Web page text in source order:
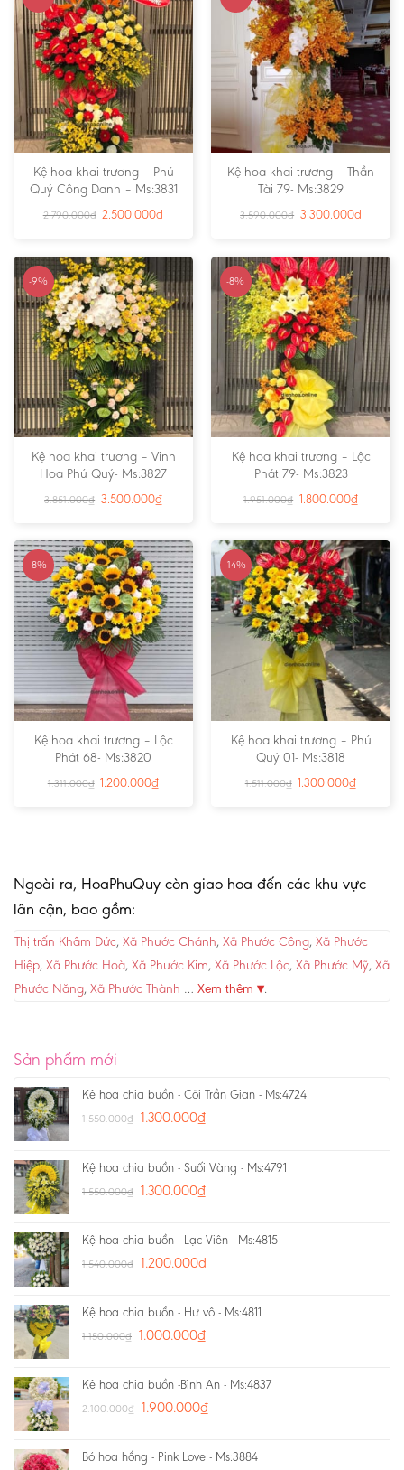
Kệ hoa khai trương – Phú
Quý Công Danh – Ms:3831
2.790.000₫ 2.500.000₫
Kệ hoa khai trương – Thần
Tài 79- Ms:3829
3.590.000₫ 3.300.000₫
-9%
Kệ hoa khai trương – Vinh
Hoa Phú Quý- Ms:3827
3.851.000₫ 3.500.000₫
-8%
Kệ hoa khai trương – Lộc
Phát 79- Ms:3823
1.951.000₫ 1.800.000₫
-8%
Kệ hoa khai trương – Lộc
Phát 68- Ms:3820
1.311.000₫ 1.200.000₫
-14%
Kệ hoa khai trương – Phú
Quý 01- Ms:3818
1.511.000₫ 1.300.000₫
Ngoài ra, HoaPhuQuy còn giao hoa đến các khu vực
lân cận, bao gồm:
Thị trấn Khâm Đức, Xã Phước Chánh, Xã Phước Công, Xã Phước
Hiệp, Xã Phước Hoà, Xã Phước Kim, Xã Phước Lộc, Xã Phước Mỹ, Xã
Phước Năng, Xã Phước Thành … Xem thêm ▾.
Sản phẩm mới
Kệ hoa chia buồn - Cõi Trần Gian - Ms:4724
1.550.000₫ 1.300.000₫
Kệ hoa chia buồn - Suối Vàng - Ms:4791
1.550.000₫ 1.300.000₫
Kệ hoa chia buồn - Lạc Viên - Ms:4815
1.540.000₫ 1.200.000₫
Kệ hoa chia buồn - Hư vô - Ms:4811
1.150.000₫ 1.000.000₫
Kệ hoa chia buồn -Bình An - Ms:4837
2.100.000₫ 1.900.000₫
Bó hoa hồng - Pink Love - Ms:3884